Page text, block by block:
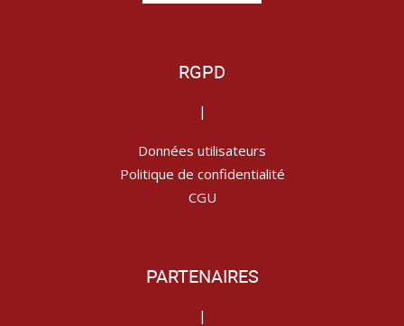
RGPD
|
Données utilisateurs
Politique de confidentialité
CGU
PARTENAIRES
|